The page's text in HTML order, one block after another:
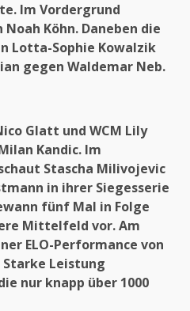
Im Vordergrund
Köhn. Daneben die
Lotta-Sophie Kowalzik
gegen Waldemar Neb.
Glatt und WCM Lily
Kandic. Im
Stascha Milivojevic
in ihrer Siegesserie
fünf Mal in Folge
Mittelfeld vor. Am
ELO-Performance von
Starke Leistung
nur knapp über 1000